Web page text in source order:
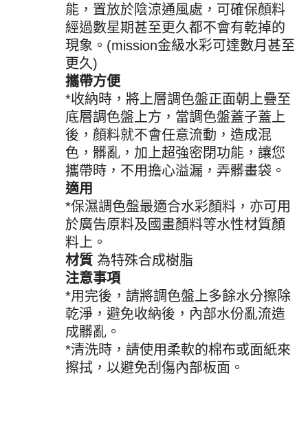
能，置放於陰涼通風處，可確保顏料
經過數星期甚至更久都不會有乾掉的
現象。(mission金級水彩可達數月甚至
更久)
攜帶方便
*收納時，將上層調色盤正面朝上疊至
底層調色盤上方，當調色盤蓋子蓋上
後，顏料就不會任意流動，造成混
色，髒亂，加上超強密閉功能，讓您
攜帶時，不用擔心溢漏，弄髒畫袋。
適用
*保濕調色盤最適合水彩顏料，亦可用
於廣告原料及國畫顏料等水性材質顏
料上。
材質 為特殊合成樹脂
注意事項
*用完後，請將調色盤上多餘水分擦除
乾淨，避免收納後，內部水份亂流造
成髒亂。
*清洗時，請使用柔軟的棉布或面紙來
擦拭，以避免刮傷內部板面。